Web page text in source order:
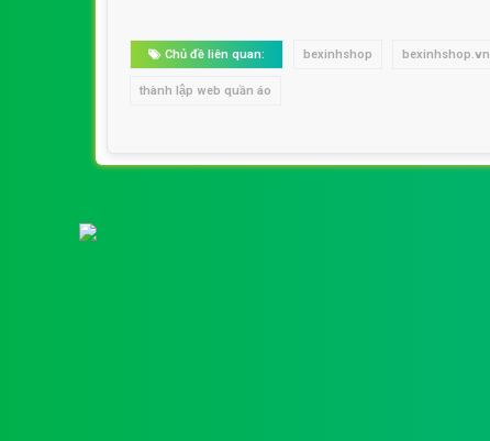
Chủ đề liên quan: bexinhshop bexinhshop.vn
thành lập web quần áo